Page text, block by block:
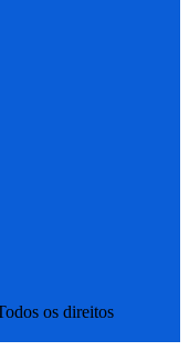
os direitos